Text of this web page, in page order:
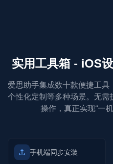
实用工具箱 - iOS
爱思助手集成数十款便捷工具
个性化定制等多种场景。无
操作，真正实现“一
手机端同步安装